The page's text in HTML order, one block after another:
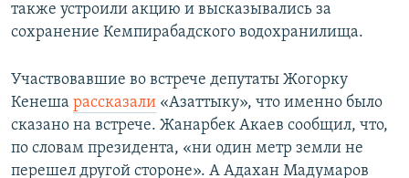
также устроили акцию и высказывались за
сохранение Кемпирабадского водохранилища.
Участвовавшие во встрече депутаты Жогорку
Кенеша рассказали «Азаттыку», что именно было
сказано на встрече. Жанарбек Акаев сообщил, что,
по словам президента, «ни один метр земли не
перешел другой стороне». А Адахан Мадумаров